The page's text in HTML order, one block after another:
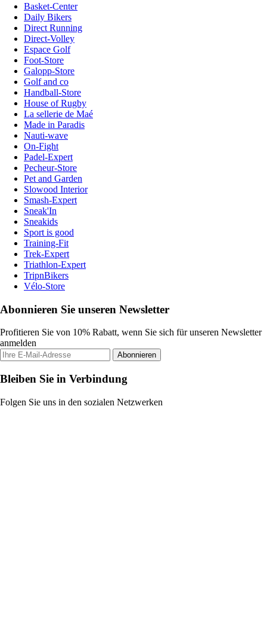
Basket-Center
Daily Bikers
Direct Running
Direct-Volley
Espace Golf
Foot-Store
Galopp-Store
Golf and co
Handball-Store
House of Rugby
La sellerie de Maé
Made in Paradis
Nauti-wave
On-Fight
Padel-Expert
Pecheur-Store
Pet and Garden
Slowood Interior
Smash-Expert
Sneak'In
Sneakids
Sport is good
Training-Fit
Trek-Expert
Triathlon-Expert
TripnBikers
Vélo-Store
Abonnieren Sie unseren Newsletter
Profitieren Sie von 10% Rabatt, wenn Sie sich für unseren Newsletter
anmelden
Abonnieren
Bleiben Sie in Verbindung
Folgen Sie uns in den sozialen Netzwerken